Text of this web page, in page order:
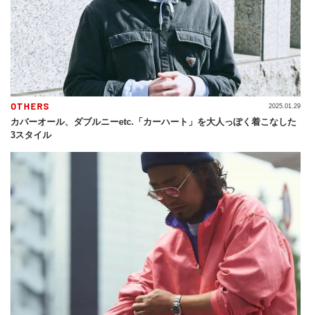
OTHERS
カバーオール、ダブルニーetc.「カーハート」を大人っぽく着こなした
3スタイル
2025.01.29